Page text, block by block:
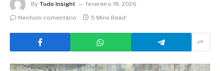
By Tudo Insight
fevereiro 18, 2026
Nenhum comentário
5 Mins Read